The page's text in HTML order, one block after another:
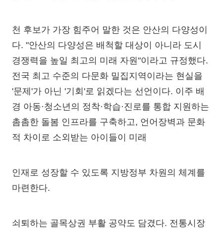
천 후보가 가장 힘주어 말한 것은 안산의 다양성이
다. "안산의 다양성은 배척할 대상이 아니라 도시
경쟁력을 높일 최고의 미래 자원"이라고 규정했다.
전국 최고 수준의 다문화 밀집지역이라는 현실을
'문제'가 아닌 '기회'로 읽겠다는 선언이다. 이주 배
경 아동·청소년의 정착·학습·진로를 통합 지원하는
촘촘한 돌봄 인프라를 구축하고, 언어장벽과 문화
적 차이로 소외받는 아이들이 미래
인재로 성장할 수 있도록 지방정부 차원의 체계를
마련한다.
쇠퇴하는 골목상권 부활 공약도 담겼다. 전통시장